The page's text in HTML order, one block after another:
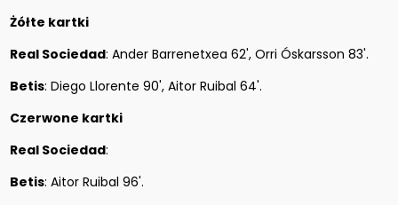
Żółte kartki
Real Sociedad: Ander Barrenetxea 62', Orri Óskarsson 83'.
Betis: Diego Llorente 90', Aitor Ruibal 64'.
Czerwone kartki
Real Sociedad:
Betis: Aitor Ruibal 96'.